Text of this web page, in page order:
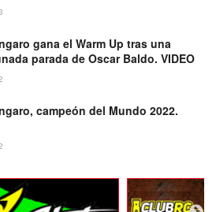
gana el Warm Up tras una
parada de Oscar Baldo. VIDEO
campeón del Mundo 2022.